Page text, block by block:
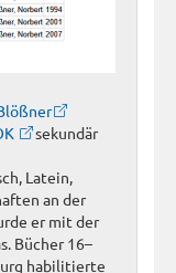
sekundär
Latein,
an der
er mit der
Bücher 16–
habilitierte